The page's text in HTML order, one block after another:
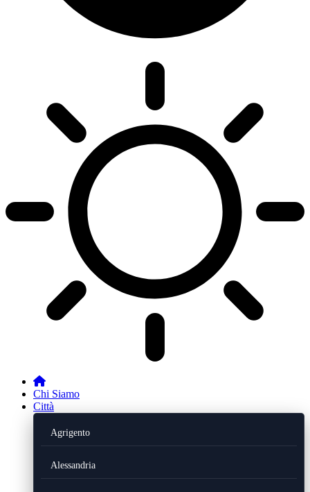
Chi Siamo
Città
Agrigento
Alessandria